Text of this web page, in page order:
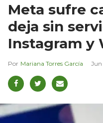
Meta sufre
deja sin
Instagram y
Mariana Torres García Jun